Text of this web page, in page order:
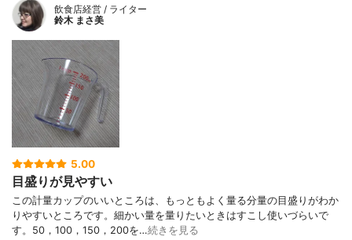
飲食店経営 / ライター
鈴木 まさ美
5.00
目盛りが見やすい
この計量カップのいいところは、もっともよく量る分量の目盛りがわか
りやすいところです。細かい量を量りたいときはすこし使いづらいで
す。50，100，150，200を…続きを見る